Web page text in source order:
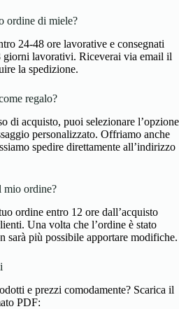
ordine di miele?
24-48 ore lavorative e consegnati
giorni lavorativi. Riceverai via email il
la spedizione.
regalo?
di acquisto, puoi selezionare l’opzione
personalizzato. Offriamo anche
spedire direttamente all’indirizzo
mio ordine?
ordine entro 12 ore dall’acquisto
Una volta che l’ordine è stato
sarà più possibile apportare modifiche.
e prezzi comodamente? Scarica il
PDF: